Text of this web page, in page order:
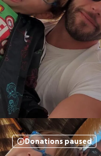
Donations paused